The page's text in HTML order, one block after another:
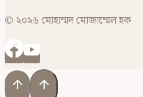
© ২০২৬ মোহাম্মদ মোজাম্মেল হক